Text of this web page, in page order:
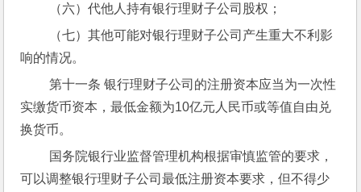
（六）代他人持有银行理财子公司股权；
响的情况。
第十一条 银行理财子公司的注册资本应当为一次性
实缴货币资本，最低金额为10亿元人民币或等值自由兑
换货币。
可以调整银行理财子公司最低注册资本要求，但不得少